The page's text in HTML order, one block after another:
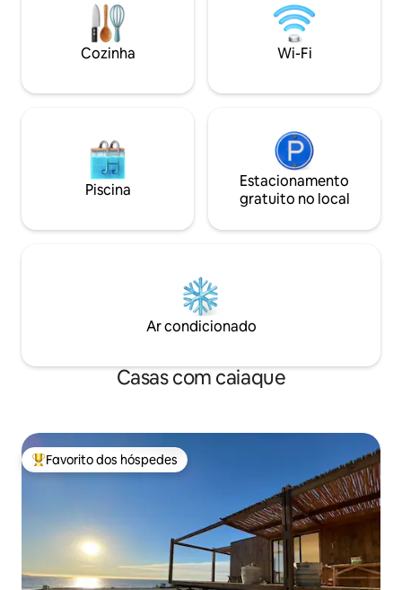
para a praia, estacionamento, ténis e
caiaques. Temos Wi-Fi e televisão por
cabo. A poucos minutos do centro de
Feriados durante todo
aquecidas e
proprietários.
Cozinha Wi-Fi
Piscina
Estacionamento
gratuito no local
Ar condicionado
Casas com caiaque
Favoritos dos hóspedes mais apreciados
Favorito dos hóspedes